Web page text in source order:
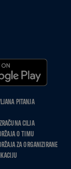
PITANJA
CILJA
O TIMU
ZA ORGANIZIRANE